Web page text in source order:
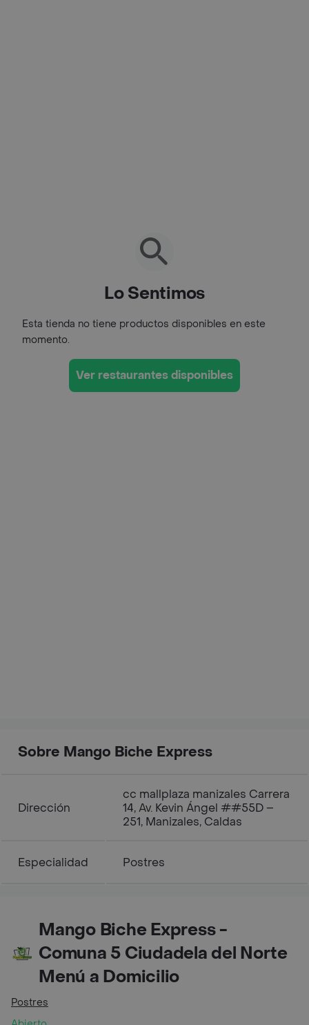
Lo Sentimos
Esta tienda no tiene productos disponibles en este
momento.
Ver restaurantes disponibles
Sobre Mango Biche Express
Dirección
cc mallplaza manizales Carrera
14, Av. Kevin Ángel ##55D –
251, Manizales, Caldas
Especialidad Postres
Mango Biche Express -
Comuna 5 Ciudadela del Norte
Menú a Domicilio
Postres